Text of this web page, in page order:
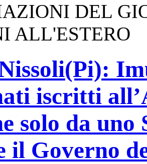
DEL
ALL'ESTERO
iscritti
solo da
il Governo